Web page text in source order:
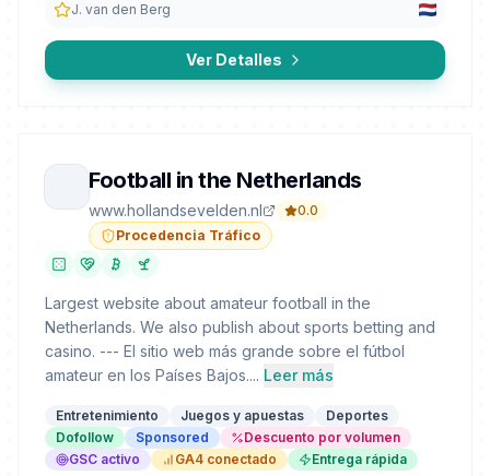
J. van den Berg
Ver Detalles
Football in the Netherlands
www.hollandsevelden.nl
0.0
Procedencia Tráfico
Largest website about amateur football in the
Netherlands. We also publish about sports betting and
casino. --- El sitio web más grande sobre el fútbol
amateur en los Países Bajos.... Leer más
Entretenimiento Juegos y apuestas
Deportes
Dofollow
Sponsored
Descuento por volumen
GSC activo
GA4 conectado Entrega rápida